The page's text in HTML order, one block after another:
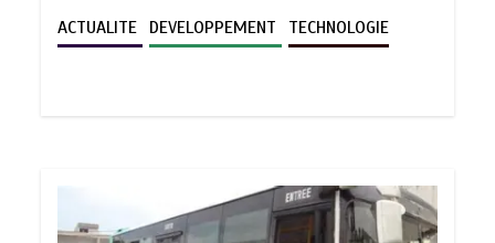
ACTUALITE DEVELOPPEMENT TECHNOLOGIE